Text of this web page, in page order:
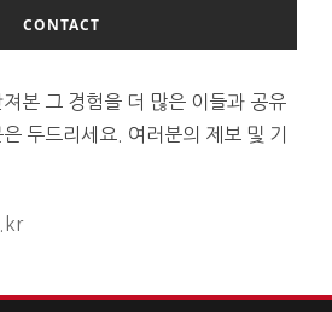
CONTACT
본 그 경험을 더 많은 이들과 공유
두드리세요. 여러분의 제보 및 기